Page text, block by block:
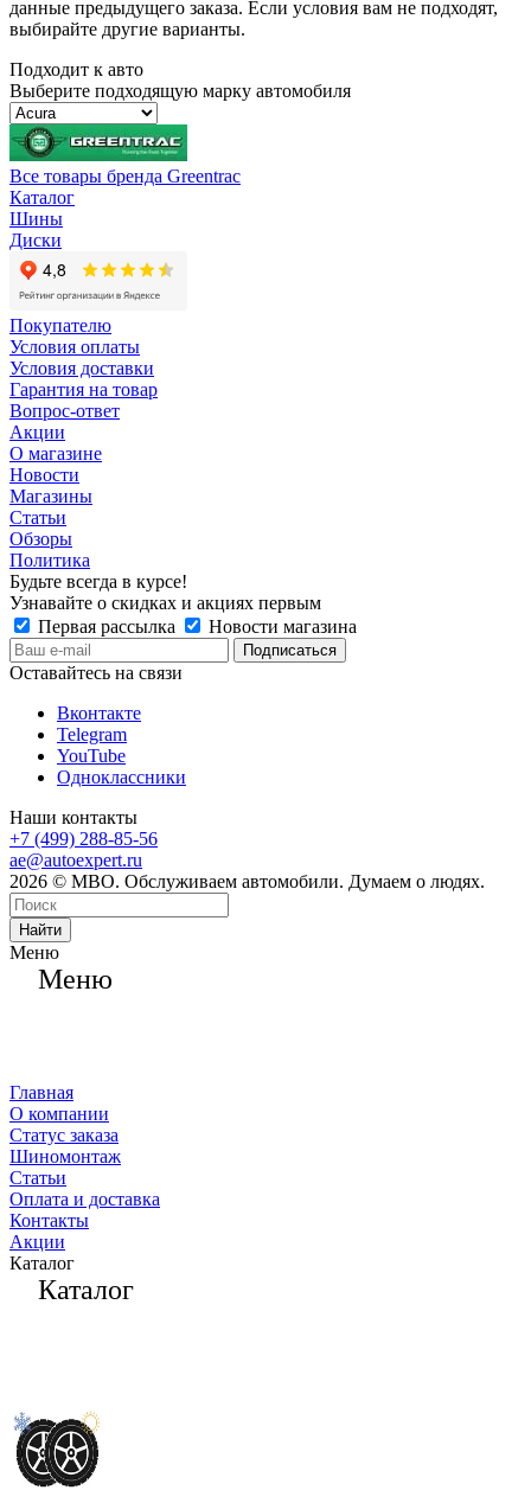
данные предыдущего заказа. Если условия вам не подходят,
выбирайте другие варианты.
Подходит к авто
Выберите подходящую марку автомобиля
Все товары бренда Greentrac
Каталог
Шины
Диски
Покупателю
Условия оплаты
Условия доставки
Гарантия на товар
Вопрос-ответ
Акции
О магазине
Новости
Магазины
Статьи
Обзоры
Политика
Будьте всегда в курсе!
Узнавайте о скидках и акциях первым
Первая рассылка
Новости магазина
Оставайтесь на связи
Вконтакте
Telegram
YouTube
Одноклассники
Наши контакты
+7 (499) 288-85-56
ae@autoexpert.ru
2026 © МВО. Обслуживаем автомобили. Думаем о людях.
Найти
Меню
Меню
Главная
О компании
Статус заказа
Шиномонтаж
Статьи
Оплата и доставка
Контакты
Акции
Каталог
Каталог